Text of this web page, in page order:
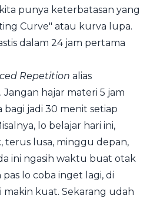
punya keterbatasan yang
Curve" atau kurva lupa.
dalam 24 jam pertama
Repetition alias
hajar materi 5 jam
bagi jadi 30 menit setiap
lo belajar hari ini,
terus lusa, minggu depan,
ini ngasih waktu buat otak
lo coba inget lagi, di
makin kuat. Sekarang udah